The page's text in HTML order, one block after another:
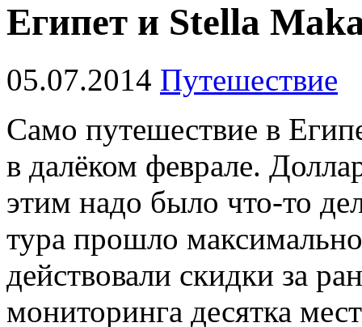
Египет и Stella
05.07.2014 Путешествие
Само путешествие в
в далёком феврале.
этим надо было что-то
тура прошло
действовали скидки за
мониторинга десятка